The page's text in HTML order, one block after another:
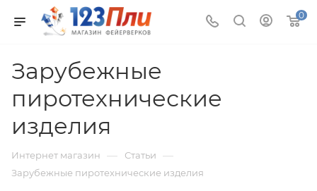
0
Зарубежные
пиротехнические
изделия
Интернет магазин — Статьи —
Зарубежные пиротехнические изделия